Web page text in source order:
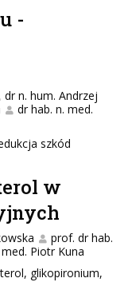
-
dr n. hum. Andrzej
dr hab. n. med.
szkód
w
prof. dr hab.
Piotr Kuna
glikopironium,